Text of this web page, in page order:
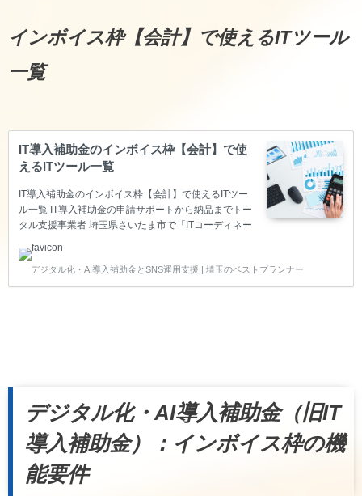
インボイス枠【会計】で使えるITツール
一覧
IT導入補助金のインボイス枠【会計】で使
えるITツール一覧
IT導入補助金のインボイス枠【会計】で使えるITツー
ル一覧 IT導入補助金の申請サポートから納品までトー
タル支援事業者 埼玉県さいたま市で「ITコーディネー
ーター」の認定を頂いているベストプランナー合同会
社は、中小企業の生産性向上をITで叶えるため、IT導
入補助金のITツール登録～申請サポート～納品～実績
デジタル化・AI導入補助金とSNS運用支援 | 埼玉のベストプランナー
デジタル化・AI導入補助金（旧IT
導入補助金）：インボイス枠の機
能要件